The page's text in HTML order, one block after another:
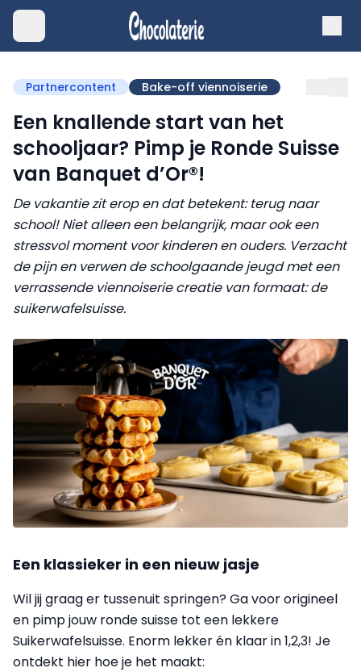
Partnercontent Bake-off viennoiserie
Een knallende start van het
schooljaar? Pimp je Ronde Suisse
van Banquet d’Or®!
De vakantie zit erop en dat betekent: terug naar
school! Niet alleen een belangrijk, maar ook een
stressvol moment voor kinderen en ouders. Verzacht
de pijn en verwen de schoolgaande jeugd met een
verrassende viennoiserie creatie van formaat: de
suikerwafelsuisse.
Een klassieker in een nieuw jasje
Wil jij graag er tussenuit springen? Ga voor origineel
en pimp jouw ronde suisse tot een lekkere
Suikerwafelsuisse. Enorm lekker én klaar in 1,2,3! Je
ontdekt hier hoe je het maakt: